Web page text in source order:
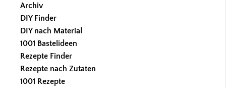
Archiv
DIY Finder
DIY nach Material
1001 Bastelideen
Rezepte Finder
Rezepte nach Zutaten
1001 Rezepte